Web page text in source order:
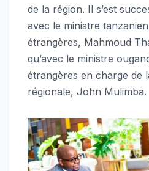
de la région. Il s’est
avec le ministre
étrangères, Mahmoud
qu’avec le ministre
étrangères en charge de
régionale, John Mulimba.